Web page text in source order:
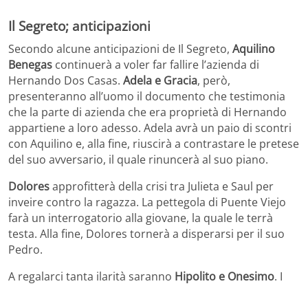
Il Segreto; anticipazioni
Secondo alcune anticipazioni de Il Segreto, Aquilino
Benegas continuerà a voler far fallire l’azienda di
Hernando Dos Casas. Adela e Gracia, però,
presenteranno all’uomo il documento che testimonia
che la parte di azienda che era proprietà di Hernando
appartiene a loro adesso. Adela avrà un paio di scontri
con Aquilino e, alla fine, riuscirà a contrastare le pretese
del suo avversario, il quale rinuncerà al suo piano.
Doloresapprofitterà della crisi tra Julieta e Saul per
inveire contro la ragazza. La pettegola di Puente Viejo
farà un interrogatorio alla giovane, la quale le terrà
testa. Alla fine, Dolores tornerà a disperarsi per il suo
Pedro.
A regalarci tanta ilarità saranno Hipolito e Onesimo. I